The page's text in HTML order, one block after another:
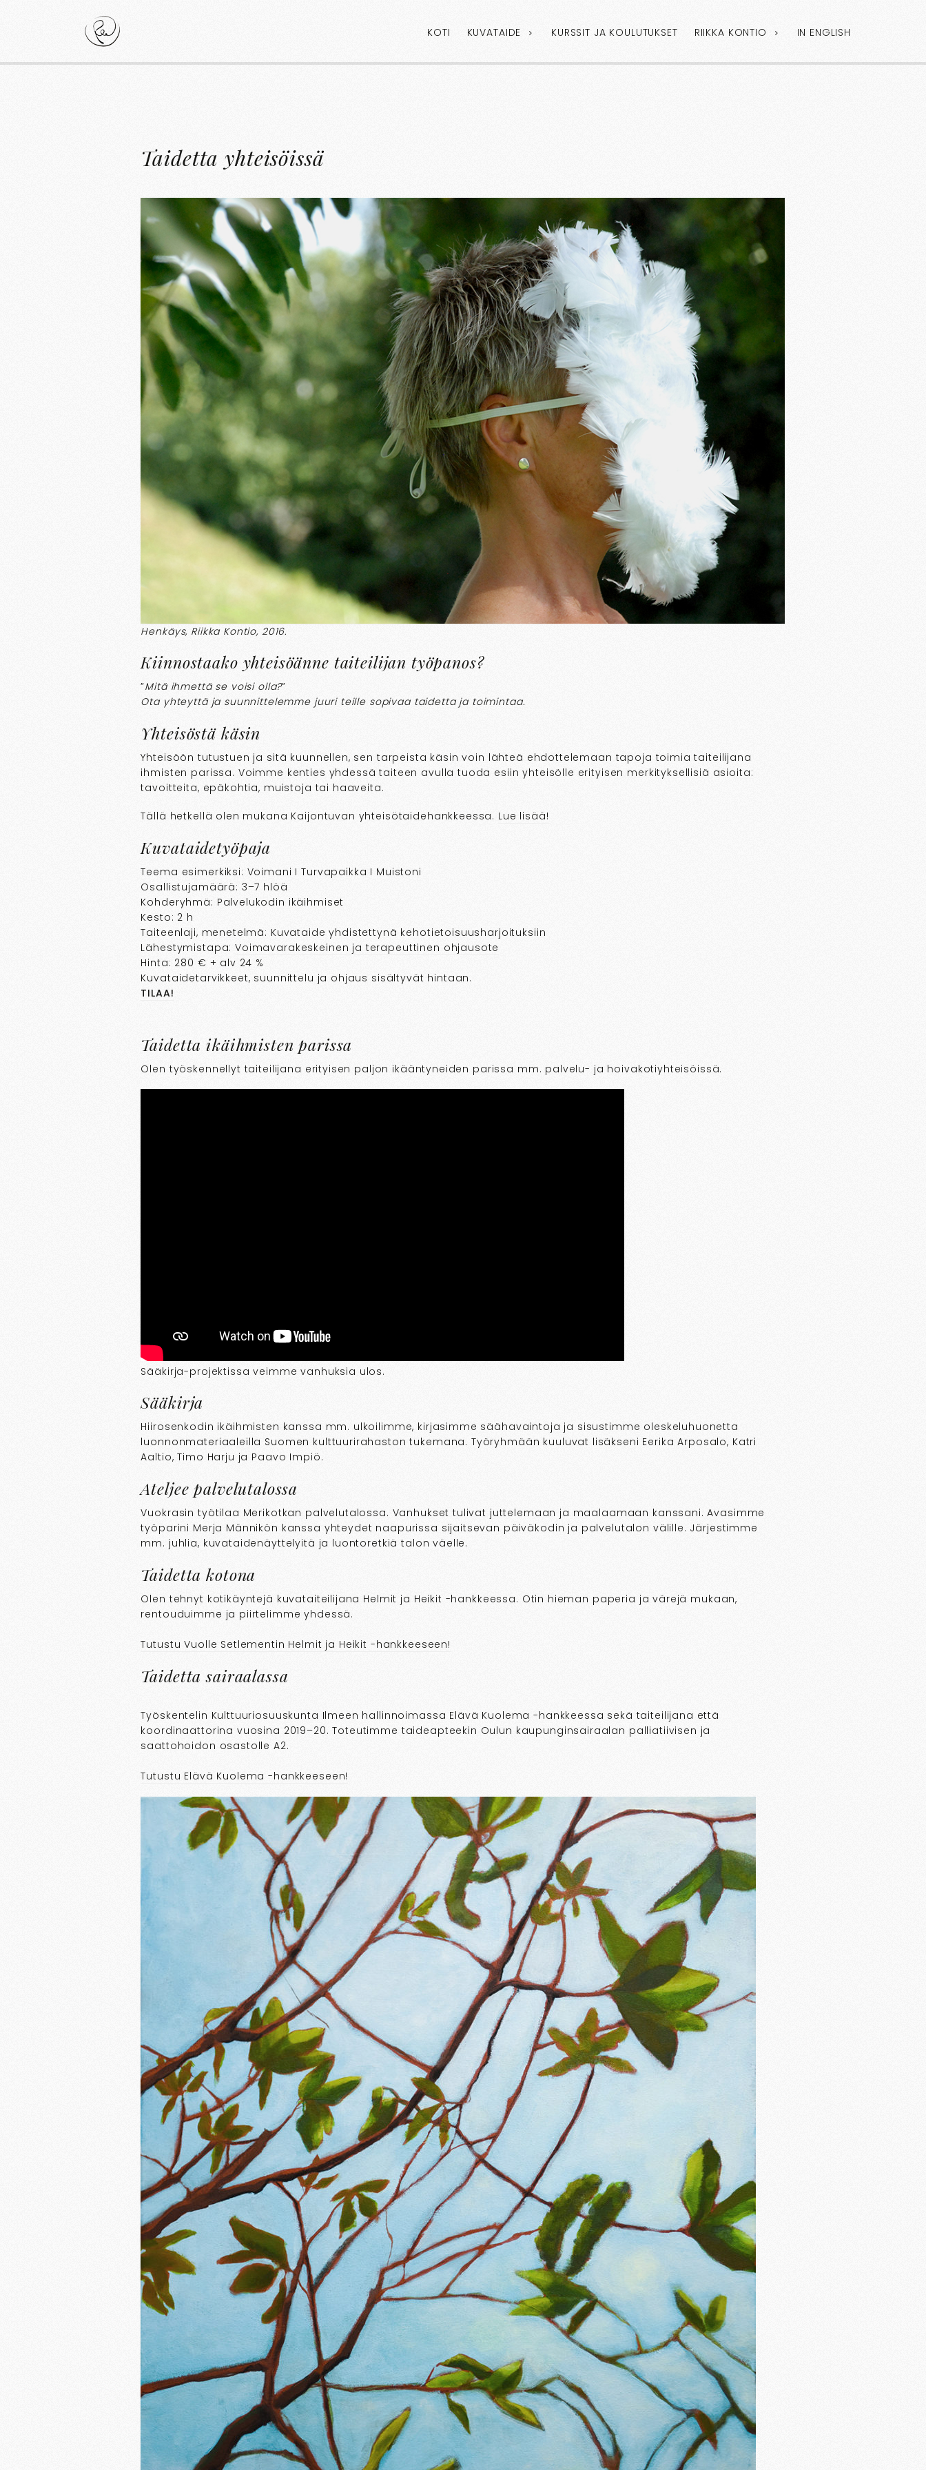
KOTI KUVATAIDE KURSSIT JA KOULUTUKSET RIIKKA KONTIO IN ENGLISH
Taidetta yhteisöissä
Henkäys, Riikka Kontio, 2016.
Kiinnostaako yhteisöänne taiteilijan työpanos?
”Mitä ihmettä se voisi olla?”
Ota yhteyttä ja suunnittelemme juuri teille sopivaa taidetta ja toimintaa.
Yhteisöstä käsin
Yhteisöön tutustuen ja sitä kuunnellen, sen tarpeista käsin voin lähteä ehdottelemaan tapoja toimia taiteilijana
ihmisten parissa. Voimme kenties yhdessä taiteen avulla tuoda esiin yhteisölle erityisen merkityksellisiä asioita:
tavoitteita, epäkohtia, muistoja tai haaveita.
Tällä hetkellä olen mukana Kaijontuvan yhteisötaidehankkeessa. Lue lisää!
Kuvataidetyöpaja
Teema esimerkiksi: Voimani I Turvapaikka I Muistoni
Osallistujamäärä: 3–7 hlöä
Kohderyhmä: Palvelukodin ikäihmiset
Kesto: 2 h
Taiteenlaji, menetelmä: Kuvataide yhdistettynä kehotietoisuusharjoituksiin
Lähestymistapa:Voimavarakeskeinen ja terapeuttinen ohjausote
Hinta: 280 € + alv 24 %
Kuvataidetarvikkeet, suunnittelu ja ohjaus sisältyvät hintaan.
TILAA!
Taidetta ikäihmisten parissa
Olen työskennellyt taiteilijana erityisen paljon ikääntyneiden parissa mm. palvelu- ja hoivakotiyhteisöissä.
Sääkirja-projektissa veimme vanhuksia ulos.
Sääkirja
Hiirosenkodin ikäihmisten kanssa mm. ulkoilimme, kirjasimme säähavaintoja ja sisustimme oleskeluhuonetta
luonnonmateriaaleilla Suomen kulttuurirahaston tukemana. Työryhmään kuuluvat lisäkseni Eerika Arposalo, Katri
Aaltio, Timo Harju ja Paavo Impiö.
Ateljee palvelutalossa
Vuokrasin työtilaa Merikotkan palvelutalossa. Vanhukset tulivat juttelemaan ja maalaamaan kanssani. Avasimme
työparini Merja Männikön kanssa yhteydet naapurissa sijaitsevan päiväkodin ja palvelutalon välille. Järjestimme
mm. juhlia, kuvataidenäyttelyitä ja luontoretkiä talon väelle.
Taidetta kotona
Olen tehnyt kotikäyntejä kuvataiteilijana Helmit ja Heikit -hankkeessa. Otin hieman paperia ja värejä mukaan,
rentouduimme ja piirtelimme yhdessä.
Tutustu Vuolle Setlementin Helmit ja Heikit -hankkeeseen!
Taidetta sairaalassa
Työskentelin Kulttuuriosuuskunta Ilmeen hallinnoimassa Elävä Kuolema -hankkeessa sekä taiteilijana että
koordinaattorina vuosina 2019–20. Toteutimme taideapteekin Oulun kaupunginsairaalan palliatiivisen ja
saattohoidon osastolle A2.
Tutustu Elävä Kuolema -hankkeeseen!